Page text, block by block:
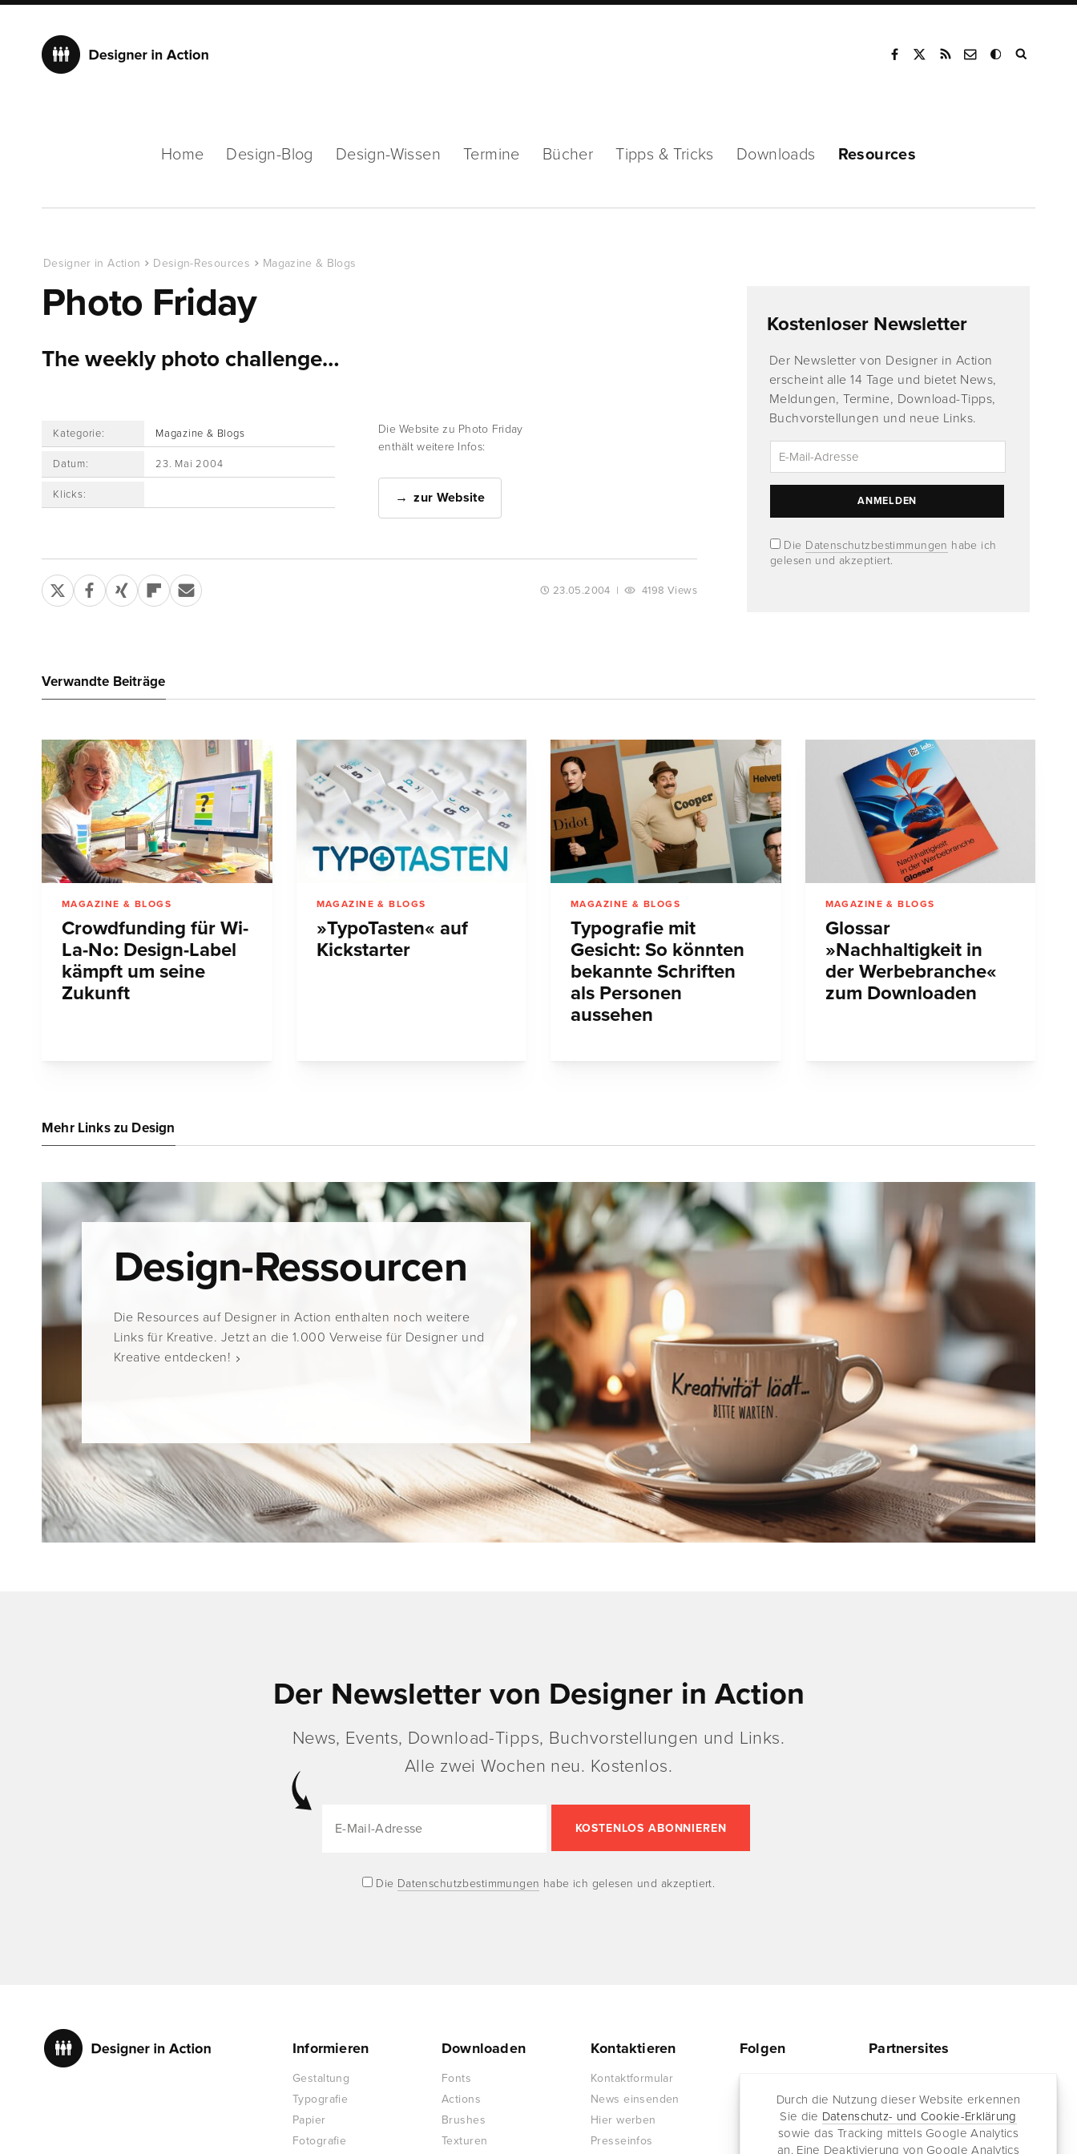
Durch die Nutzung dieser Website erkennen
Sie die Datenschutz- und Cookie-Erklärung
sowie das Tracking mittels Google Analytics
an. Eine Deaktivierung von Google Analytics
Home Design-Blog Design-Wissen Termine Bücher Tipps & Tricks Downloads Resources
Designer in Action Design-Resources Magazine & Blogs
Photo Friday
The weekly photo challenge…
Kategorie: Magazine & Blogs
Datum: 23. Mai 2004
Klicks:
Die Website zu Photo Friday
enthält weitere Infos:
zur Website
23.05.2004 | 4198 Views
Kostenloser Newsletter
Der Newsletter von Designer in Action
erscheint alle 14 Tage und bietet News,
Meldungen, Termine, Download-Tipps,
Buchvorstellungen und neue Links.
Die Datenschutzbestimmungen habe ich
gelesen und akzeptiert.
Verwandte Beiträge
MAGAZINE & BLOGS
Crowdfunding für Wi-
La-No: Design-Label
kämpft um seine
Zukunft
MAGAZINE & BLOGS
»TypoTasten« auf
Kickstarter
MAGAZINE & BLOGS
Typografie mit
Gesicht: So könnten
bekannte Schriften
als Personen
aussehen
MAGAZINE & BLOGS
Glossar
»Nachhaltigkeit in
der Werbebranche«
zum Downloaden
Mehr Links zu Design
Design-Ressourcen
Die Resources auf Designer in Action enthalten noch weitere
Links für Kreative. Jetzt an die 1.000 Verweise für Designer und
Kreative entdecken!
Der Newsletter von Designer in Action
News, Events, Download-Tipps, Buchvorstellungen und Links.
Alle zwei Wochen neu. Kostenlos.
Die Datenschutzbestimmungen habe ich gelesen und akzeptiert.
Informieren
Gestaltung
Typografie
Papier
Fotografie
Downloaden
Fonts
Actions
Brushes
Texturen
Kontaktieren
Kontaktformular
News einsenden
Hier werben
Presseinfos
Folgen
Facebook
RSS-Feed
Newsletter
Partnersites
Jazz for me